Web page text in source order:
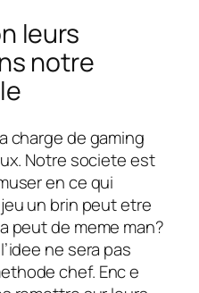
leurs
notre
charge de gaming
Notre societe est
en ce qui
un brin peut etre
peut de meme man?
ne sera pas
chef. Enc e